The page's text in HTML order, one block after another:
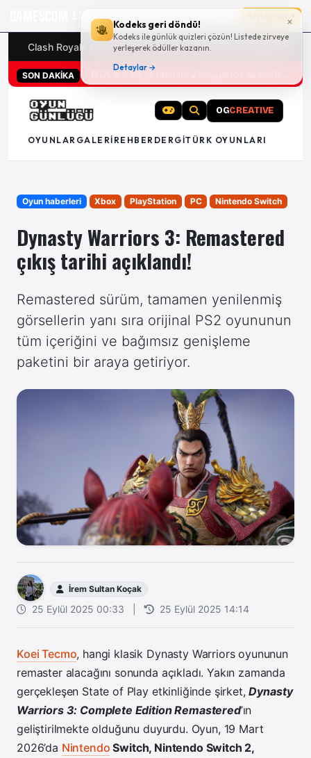
×
Kodeks geri döndü!
Kodeks ile günlük quizleri çözün! Listede zirveye
yerleşerek ödüller kazanın.
Detaylar →
18g 12:13:35
Clash Royale kodları Türk oyunları (PC ve konsollar) -
SON DAKİKA
OGCREATIVE
OYUNLAR GALERI REHBER DERGITÜRK OYUNLARI
Oyun haberleri Xbox PlayStation PC Nintendo Switch
Dynasty Warriors 3: Remastered
çıkış tarihi açıklandı!
Remastered sürüm, tamamen yenilenmiş
görsellerin yanı sıra orijinal PS2 oyununun
tüm içeriğini ve bağımsız genişleme
paketini bir araya getiriyor.
İrem Sultan Koçak
25 Eylül 2025 00:33 25 Eylül 2025 14:14
Koei Tecmo, hangi klasik Dynasty Warriors oyununun
remaster alacağını sonunda açıkladı. Yakın zamanda
gerçekleşen State of Play etkinliğinde şirket,Dynasty
Warriors 3: Complete Edition Remastered’ın
geliştirilmekte olduğunu duyurdu. Oyun, 19 Mart
2026’da Nintendo Switch, Nintendo Switch 2,